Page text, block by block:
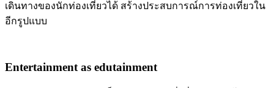
เดินทางของนักท่องเที่ยวได้ สร้างประสบการณ์การท่องเที่ยวใน
อีกรูปแบบ
Entertainment as edutainment